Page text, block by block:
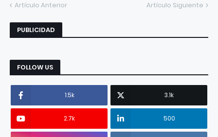
Artículo Anterior Artículo Siguiente
PUBLICIDAD
FOLLOW US
1.5k 3.1k
2.7k 500